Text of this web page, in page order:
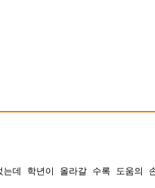
데 학년이 올라갈 수록 도움의